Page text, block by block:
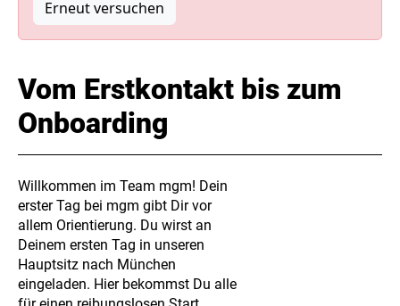
Erneut versuchen
Vom Erstkontakt bis zum
Onboarding
Willkommen im Team mgm! Dein
erster Tag bei mgm gibt Dir vor
allem Orientierung. Du wirst an
Deinem ersten Tag in unseren
Hauptsitz nach München
eingeladen. Hier bekommst Du alle